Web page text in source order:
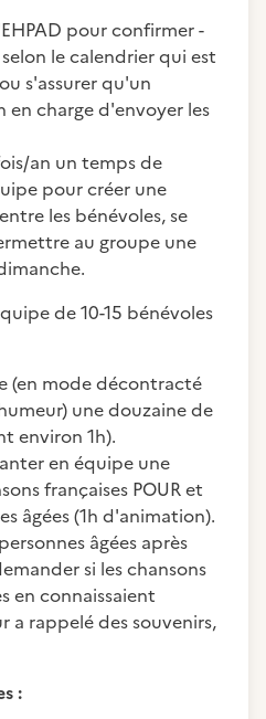
pour confirmer -
le calendrier qui est
s'assurer qu'un
en charge d'envoyer les
an un temps de
pour créer une
les bénévoles, se
au groupe une
de 10-15 bénévoles
(en mode décontracté
une douzaine de
environ 1h).
en équipe une
françaises POUR et
âgées (1h d'animation).
âgées après
si les chansons
en connaissaient
a rappelé des souvenirs,
: